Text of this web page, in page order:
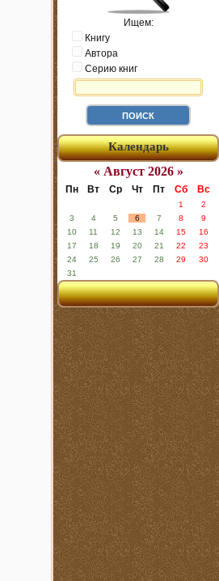
Ищем:
Книгу
Автора
Серию книг
Календарь
« Август 2026 »
Пн Вт Ср Чт Пт Сб Вс
1
2
3
4 5 6 7 8
9
10
11 12 13 14 15
16
17
18 19 20 21 22
23
24
25 26 27 28 29
30
31